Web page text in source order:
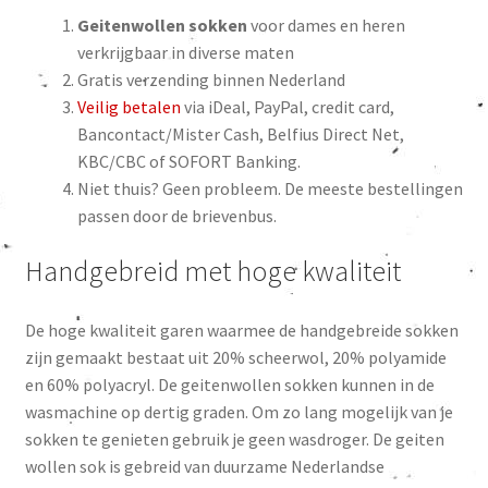
Geitenwollen sokken voor dames en heren
verkrijgbaar in diverse maten
Gratis verzending binnen Nederland
Veilig betalen via iDeal, PayPal, credit card,
Bancontact/Mister Cash, Belfius Direct Net,
KBC/CBC of SOFORT Banking.
Niet thuis? Geen probleem. De meeste bestellingen
passen door de brievenbus.
Handgebreid met hoge kwaliteit
De hoge kwaliteit garen waarmee de handgebreide sokken
zijn gemaakt bestaat uit 20% scheerwol, 20% polyamide
en 60% polyacryl. De geitenwollen sokken kunnen in de
wasmachine op dertig graden. Om zo lang mogelijk van je
sokken te genieten gebruik je geen wasdroger. De geiten
wollen sok is gebreid van duurzame Nederlandse